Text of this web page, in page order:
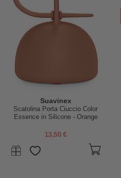
Suavinex
Scatolina Porta Ciuccio Color
Essence in Silicone - Orange
13,50 €